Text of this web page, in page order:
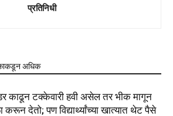
प्रतिनिधी
अधिक
काढून टक्केवारी हवी असेल तर भीक मागून
करून देतो; पण विद्यार्थ्यांच्या खात्यात थेट पैसे